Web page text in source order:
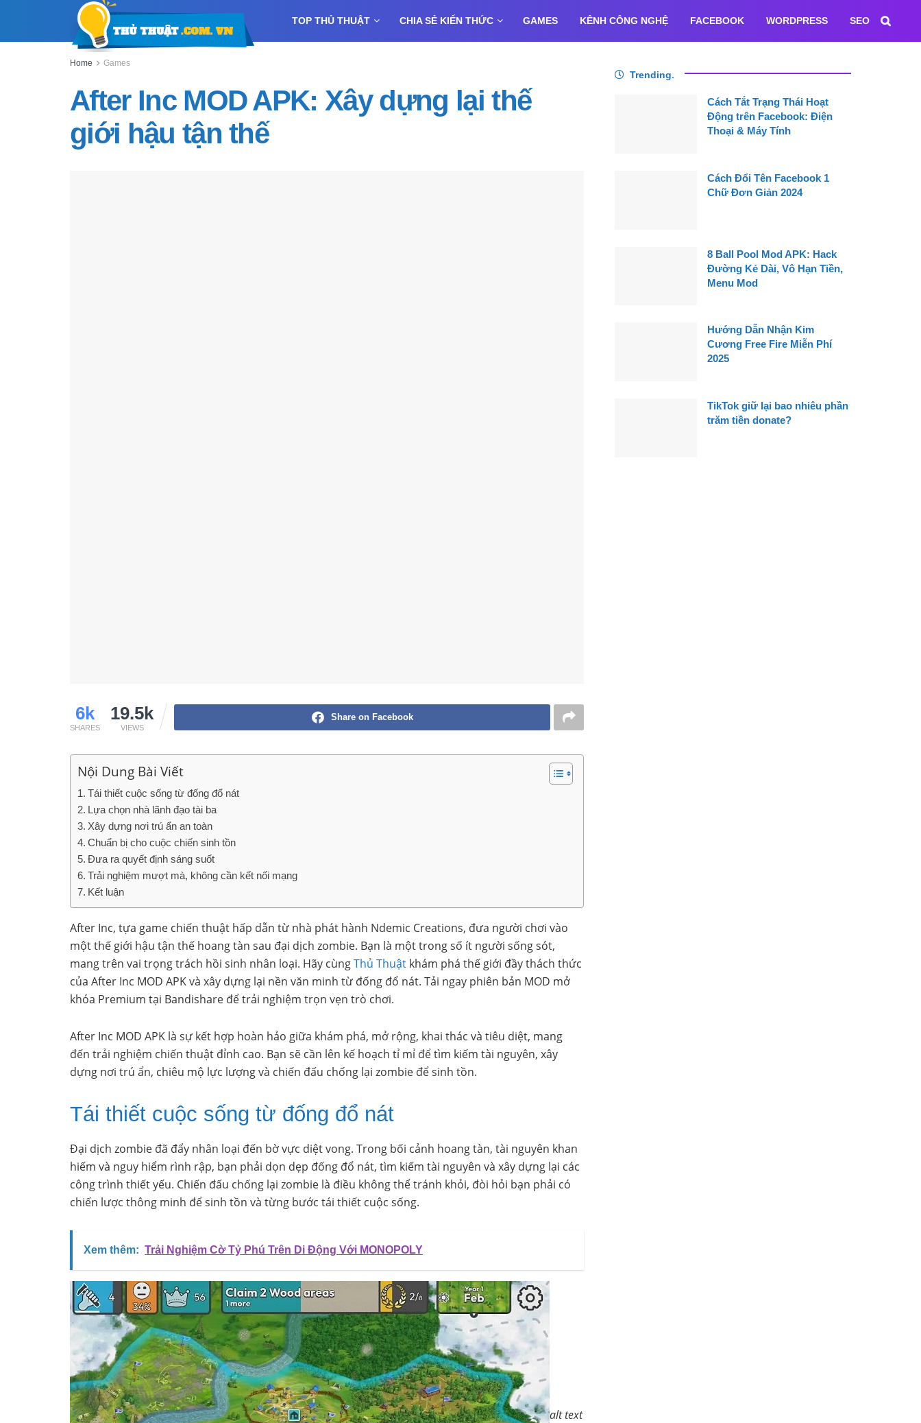
TOP THỦ THUẬT CHIA SẺ KIẾN THỨC GAMES KÊNH CÔNG NGHỆ FACEBOOK WORDPRESS SEO
Home Games
After Inc MOD APK: Xây dựng lại thế
giới hậu tận thế
6k
SHARES
19.5k
VIEWS
Share on Facebook
Nội Dung Bài Viết
Tái thiết cuộc sống từ đống đổ nát
Lựa chọn nhà lãnh đạo tài ba
Xây dựng nơi trú ẩn an toàn
Chuẩn bị cho cuộc chiến sinh tồn
Đưa ra quyết định sáng suốt
Trải nghiệm mượt mà, không cần kết nối mạng
Kết luận
After Inc, tựa game chiến thuật hấp dẫn từ nhà phát hành Ndemic Creations, đưa người chơi vào
một thế giới hậu tận thế hoang tàn sau đại dịch zombie. Bạn là một trong số ít người sống sót,
mang trên vai trọng trách hồi sinh nhân loại. Hãy cùngThủ Thuật khám phá thế giới đầy thách thức
của After Inc MOD APK và xây dựng lại nền văn minh từ đống đổ nát. Tải ngay phiên bản MOD mở
khóa Premium tại Bandishare để trải nghiệm trọn vẹn trò chơi.
After Inc MOD APK là sự kết hợp hoàn hảo giữa khám phá, mở rộng, khai thác và tiêu diệt, mang
đến trải nghiệm chiến thuật đỉnh cao. Bạn sẽ cần lên kế hoạch tỉ mỉ để tìm kiếm tài nguyên, xây
dựng nơi trú ẩn, chiêu mộ lực lượng và chiến đấu chống lại zombie để sinh tồn.
Tái thiết cuộc sống từ đống đổ nát
Đại dịch zombie đã đẩy nhân loại đến bờ vực diệt vong. Trong bối cảnh hoang tàn, tài nguyên khan
hiếm và nguy hiểm rình rập, bạn phải dọn dẹp đống đổ nát, tìm kiếm tài nguyên và xây dựng lại các
công trình thiết yếu. Chiến đấu chống lại zombie là điều không thể tránh khỏi, đòi hỏi bạn phải có
chiến lược thông minh để sinh tồn và từng bước tái thiết cuộc sống.
Xem thêm: Trải Nghiệm Cờ Tỷ Phú Trên Di Động Với MONOPOLY
alt text
Trending.
Cách Tắt Trạng Thái Hoạt
Động trên Facebook: Điện
Thoại & Máy Tính
Cách Đổi Tên Facebook 1
Chữ Đơn Giản 2024
8 Ball Pool Mod APK: Hack
Đường Kẻ Dài, Vô Hạn Tiền,
Menu Mod
Hướng Dẫn Nhận Kim
Cương Free Fire Miễn Phí
2025
TikTok giữ lại bao nhiêu phần
trăm tiền donate?